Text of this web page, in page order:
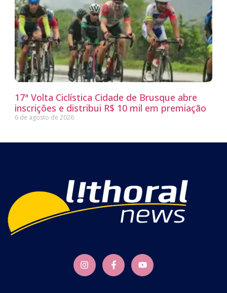
17ª Volta Ciclística Cidade de Brusque abre
inscrições e distribui R$ 10 mil em premiação
6 de agosto de 2026